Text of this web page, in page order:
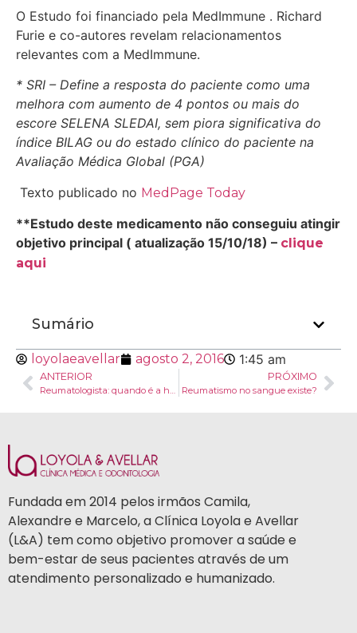
O Estudo foi financiado pela MedImmune . Richard
Furie e co-autores revelam relacionamentos
relevantes com a MedImmune.
* SRI – Define a resposta do paciente como uma
melhora com aumento de 4 pontos ou mais do
escore SELENA SLEDAI, sem piora significativa do
índice BILAG ou do estado clínico do paciente na
Avaliação Médica Global (PGA)
Texto publicado no MedPage Today
**Estudo deste medicamento não conseguiu atingir
objetivo principal ( atualização 15/10/18) – clique
aqui
Sumário
loyolaeavellar agosto 2, 2016 1:45 am
ANTERIOR
Reumatologista: quando é a hora de procurar?
PRÓXIMO
Reumatismo no sangue existe?
Fundada em 2014 pelos irmãos Camila,
Alexandre e Marcelo, a Clínica Loyola e Avellar
(L&A) tem como objetivo promover a saúde e
bem-estar de seus pacientes através de um
atendimento personalizado e humanizado.